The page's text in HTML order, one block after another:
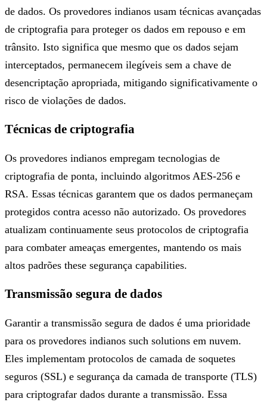
de dados. Os provedores indianos usam técnicas avançadas
de criptografia para proteger os dados em repouso e em
trânsito. Isto significa que mesmo que os dados sejam
interceptados, permanecem ilegíveis sem a chave de
desencriptação apropriada, mitigando significativamente o
risco de violações de dados.
Técnicas de criptografia
Os provedores indianos empregam tecnologias de
criptografia de ponta, incluindo algoritmos AES-256 e
RSA. Essas técnicas garantem que os dados permaneçam
protegidos contra acesso não autorizado. Os provedores
atualizam continuamente seus protocolos de criptografia
para combater ameaças emergentes, mantendo os mais
altos padrões these segurança capabilities.
Transmissão segura de dados
Garantir a transmissão segura de dados é uma prioridade
para os provedores indianos such solutions em nuvem.
Eles implementam protocolos de camada de soquetes
seguros (SSL) e segurança da camada de transporte (TLS)
para criptografar dados durante a transmissão. Essa